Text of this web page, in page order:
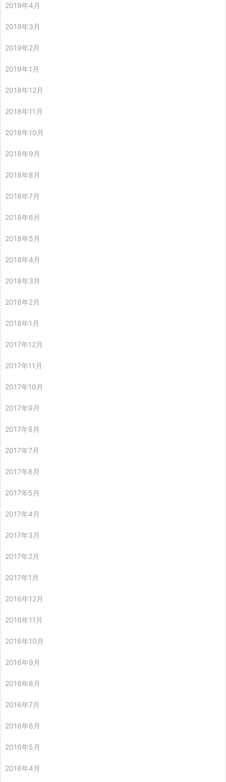
2019年4月
2019年3月
2019年2月
2019年1月
2018年12月
2018年11月
2018年10月
2018年9月
2018年8月
2018年7月
2018年6月
2018年5月
2018年4月
2018年3月
2018年2月
2018年1月
2017年12月
2017年11月
2017年10月
2017年9月
2017年8月
2017年7月
2017年6月
2017年5月
2017年4月
2017年3月
2017年2月
2017年1月
2016年12月
2016年11月
2016年10月
2016年9月
2016年8月
2016年7月
2016年6月
2016年5月
2016年4月